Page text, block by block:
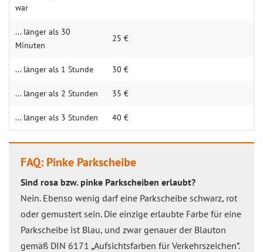
war
... länger als 30
Minuten
25 €
... länger als 1 Stunde 30 €
... länger als 2 Stunden 35 €
... länger als 3 Stunden 40 €
FAQ: Pinke Parkscheibe
Sind rosa bzw. pinke Parkscheiben erlaubt?
Nein. Ebenso wenig darf eine Parkscheibe schwarz, rot
oder gemustert sein. Die einzige erlaubte Farbe für eine
Parkscheibe ist Blau, und zwar genauer der Blauton
gemäß DIN 6171 „Aufsichtsfarben für Verkehrszeichen”.